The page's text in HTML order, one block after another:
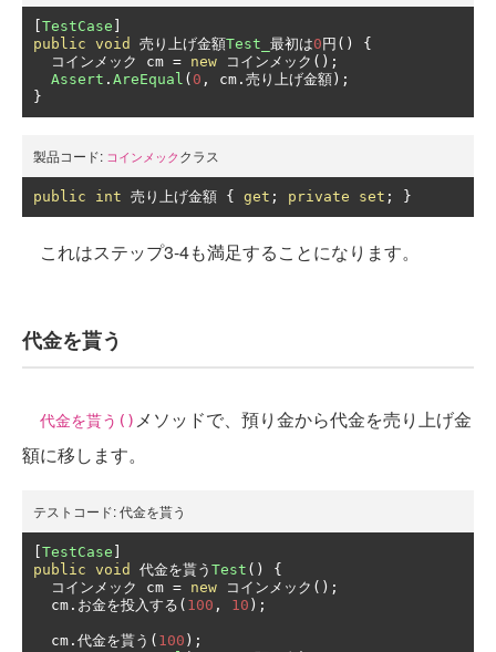
TestCase
public void 売り上げ金額Test_ 最初は0 円()
{
コインメック
cm = new
コインメック();
Assert . AreEqual ( 0 , cm .売り上げ金額);
}
製品コード: コインメック クラス
public int 売り上げ金額 { get ; private set ; }
これはステップ3-4も満足することになります。
代金を貰う
代金を貰う() メソッドで、預り金から代金を売り上げ金
額に移します。
テストコード:代金を貰う
TestCase
public void 代金を貰う Test ()
{
コインメック
cm = new
コインメック();
  cm
.お金を投入する( 100 , 10 );
  cm
.代金を貰う( 100 );